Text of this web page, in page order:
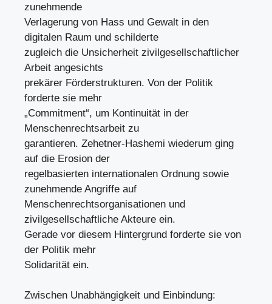
zunehmende
Verlagerung von Hass und Gewalt in den
digitalen Raum und schilderte
zugleich die Unsicherheit zivilgesellschaftlicher
Arbeit angesichts
prekärer Förderstrukturen. Von der Politik
forderte sie mehr
„Commitment“, um Kontinuität in der
Menschenrechtsarbeit zu
garantieren. Zehetner-Hashemi wiederum ging
auf die Erosion der
regelbasierten internationalen Ordnung sowie
zunehmende Angriffe auf
Menschenrechtsorganisationen und
zivilgesellschaftliche Akteure ein.
Gerade vor diesem Hintergrund forderte sie von
der Politik mehr
Solidarität ein.
Zwischen Unabhängigkeit und Einbindung: